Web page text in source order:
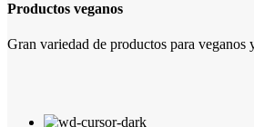
Productos veganos
Gran variedad de productos para veganos